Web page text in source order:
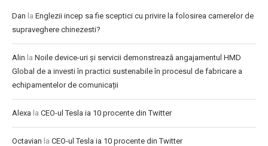
Dan la Englezii incep sa fie sceptici cu privire la folosirea camerelor de
supraveghere chinezesti?
Alin la Noile device-uri și servicii demonstrează angajamentul HMD
Global de a investi în practici sustenabile în procesul de fabricare a
echipamentelor de comunicații
Alexa la CEO-ul Tesla ia 10 procente din Twitter
Octavian la CEO-ul Tesla ia 10 procente din Twitter